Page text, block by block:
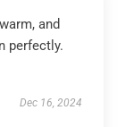
and
perfectly.
Dec 16, 2024